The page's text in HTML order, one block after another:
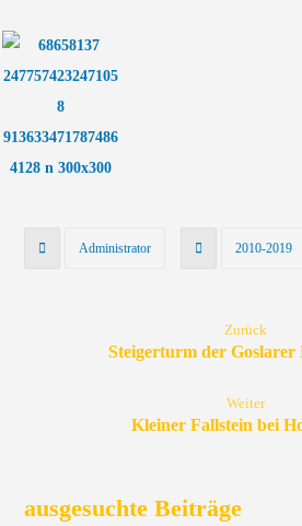
Administrator 2010-2019
Zurück
Steigerturm der Goslarer
Weiter
Kleiner Fallstein bei
ausgesuchte Beiträge